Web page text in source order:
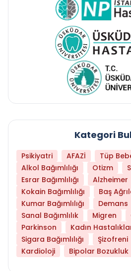
Kategori
Psikiyatri AFAZİ
Tüp
Alkol Bağımlılığı
Otizm
Esrar Bağımlılığı
Alzheimer
Kokain Bağımlılığı
Baş
Kumar Bağımlılığı
Demans
Sanal Bağımlılık
Migren
Parkinson
Kadın
Sigara Bağımlılığı
Şizofreni
Kardioloji
Bipolar Bozukluk